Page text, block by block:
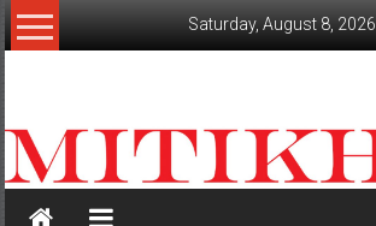
Skip
to
Saturday, August 8, 2026
สะท้อน
ลึก